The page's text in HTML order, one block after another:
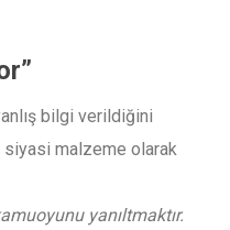
bilgi verildiğini
siyasi malzeme olarak
yanıltmaktır.